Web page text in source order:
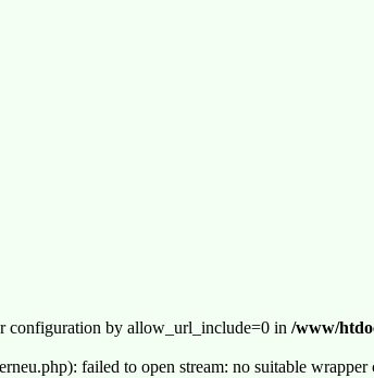
configuration by allow_url_include=0 in /www/
failed to open stream: no suitable